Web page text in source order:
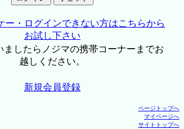
ー・ログインできない方はこちらから
お試し下さい
したらノジマの携帯コーナーまでお
越しください。
新規会員登録
ページトップへ
マイページへ
サイトトップへ